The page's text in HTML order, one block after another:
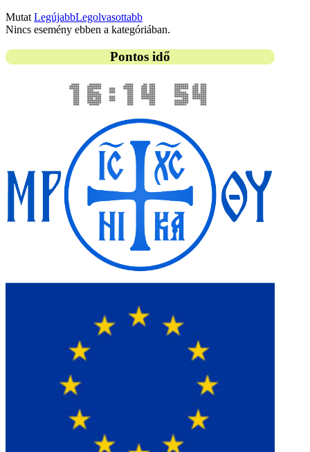
Mutat LegújabbLegolvasottabb
Nincs esemény ebben a kategóriában.
Pontos idő
16:14 54